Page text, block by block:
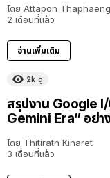
โดย Attapon
2 เดือนที่แล้ว
อ่านเพิ่มเติม
2k ดู
สรุปงาน Google
Gemini Era” อย่า
โดย Thitirath Kinaret
3 เดือนที่แล้ว